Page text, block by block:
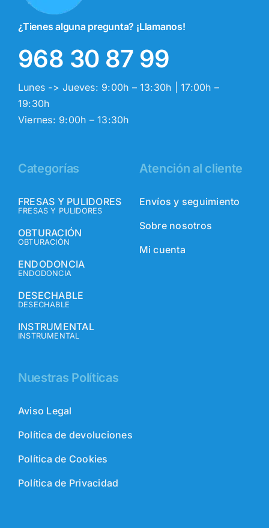
¿Tienes alguna pregunta? ¡Llamanos!
968 30 87 99
Lunes -> Jueves: 9:00h – 13:30h | 17:00h –
19:30h
Viernes: 9:00h – 13:30h
Categorías
FRESAS Y PULIDORES
FRESAS Y PULIDORES
OBTURACIÓN
OBTURACIÓN
ENDODONCIA
ENDODONCIA
DESECHABLE
DESECHABLE
INSTRUMENTAL
INSTRUMENTAL
Atención al cliente
Envíos y seguimiento
Sobre nosotros
Mi cuenta
Nuestras Políticas
Aviso Legal
Política de devoluciones
Política de Cookies
Política de Privacidad